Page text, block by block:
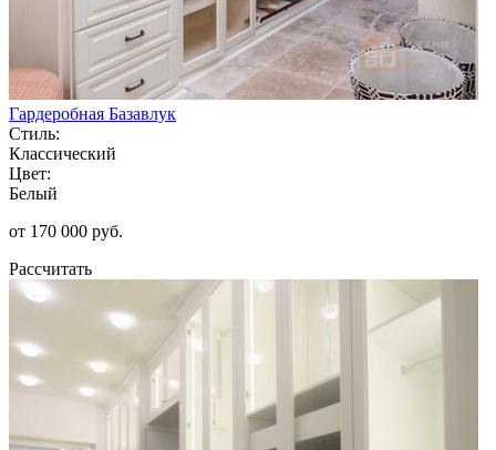
Гардеробная Базавлук
Стиль:
Классический
Цвет:
Белый
от 170 000 руб.
Рассчитать